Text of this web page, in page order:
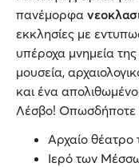
πανέμορφα
εκκλησίες με
υπέροχα μνημεία
μουσεία,
και ένα
Λέσβο! Οπωσδήποτε
Αρχαίο θέατρο
Ιερό των